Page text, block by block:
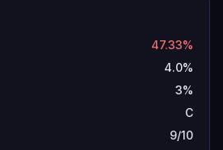
47.33%
4.0%
3%
C
9/10